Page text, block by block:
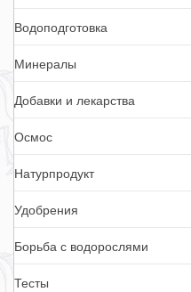
Водоподготовка
Минералы
Добавки и лекарства
Осмос
Натурпродукт
Удобрения
Борьба с водорослями
Тесты